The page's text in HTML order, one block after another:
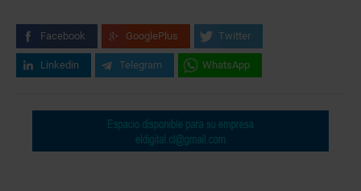
Facebook GooglePlus Twitter
Linkedin Telegram WhatsApp